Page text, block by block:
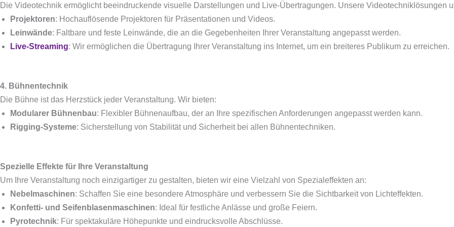
Die Videotechnik ermöglicht beeindruckende visuelle Darstellungen und Live-Übertragungen. Unsere Videotechniklösungen
Projektoren: Hochauflösende Projektoren für Präsentationen und Videos.
Leinwände: Faltbare und feste Leinwände, die an die Gegebenheiten Ihrer Veranstaltung angepasst werden.
Live-Streaming: Wir ermöglichen die Übertragung Ihrer Veranstaltung ins Internet, um ein breiteres Publikum zu erreichen.
4. Bühnentechnik
Die Bühne ist das Herzstück jeder Veranstaltung. Wir bieten:
Modularer Bühnenbau: Flexibler Bühnenaufbau, der an Ihre spezifischen Anforderungen angepasst werden kann.
Rigging-Systeme: Sicherstellung von Stabilität und Sicherheit bei allen Bühnentechniken.
Spezielle Effekte für Ihre Veranstaltung
Um Ihre Veranstaltung noch einzigartiger zu gestalten, bieten wir eine Vielzahl von Spezialeffekten an:
Nebelmaschinen: Schaffen Sie eine besondere Atmosphäre und verbessern Sie die Sichtbarkeit von Lichteffekten.
Konfetti- und Seifenblasenmaschinen: Ideal für festliche Anlässe und große Feiern.
Pyrotechnik: Für spektakuläre Höhepunkte und eindrucksvolle Abschlüsse.